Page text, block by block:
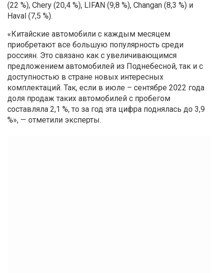
(22 %), Chery (20,4 %), LIFAN (9,8 %), Changan (8,3 %) и
Haval (7,5 %).
«Китайские автомобили с каждым месяцем
приобретают все большую популярность среди
россиян. Это связано как с увеличивающимся
предложением автомобилей из Поднебесной, так и с
доступностью в стране новых интересных
комплектаций. Так, если в июле – сентябре 2022 года
доля продаж таких автомобилей с пробегом
составляла 2,1 %, то за год эта цифра поднялась до 3,9
%», — отметили эксперты.